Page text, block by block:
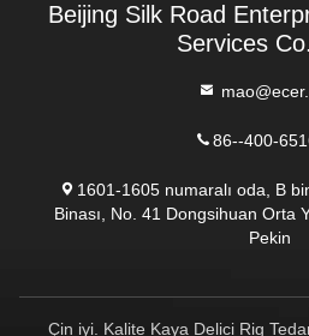
Beijing Silk Road
Services
86--400-
1601-1605 numaralı oda, B
Binası, No. 41 Dongsihuan Orta
Pekin
Çin iyi. Kalite Kaya Delici Rig